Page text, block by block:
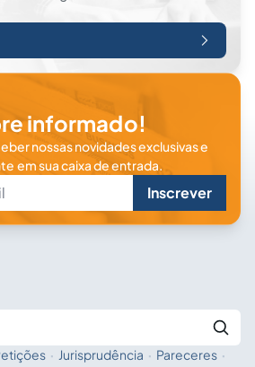
informado!
nossas novidades exclusivas e
em sua caixa de entrada.
Inscrever
· Jurisprudência · Pareceres ·